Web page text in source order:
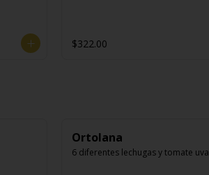
$322.00
Ortolana
6 diferentes lechugas y tomate uva